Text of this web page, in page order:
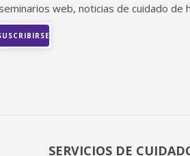
web, noticias de cuidado de
SERVICIOS DE